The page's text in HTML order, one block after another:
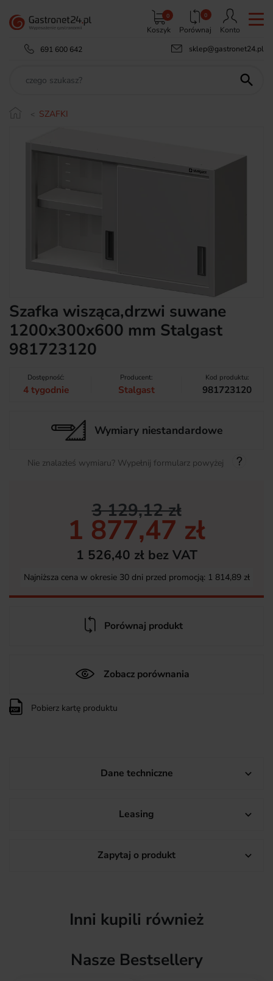
Koszyk
0 0
Porównaj
Konto
691 600 642
sklep@gastronet24.pl

SZAFKI
Szafka wisząca,drzwi suwane
1200x300x600 mm Stalgast
981723120
Dostępność:
4 tygodnie
Producent:
Stalgast
Kod produktu:
981723120
Wymiary niestandardowe
Nie znalazłeś wymiaru? Wypełnij formularz powyżej
3 129,12 zł
1 877,47 zł
1 526,40 zł bez VAT
Najniższa cena w okresie 30 dni przed promocją: 1 814,89 zł
Porównaj produkt
Zobacz porównania
Pobierz kartę produktu
Dane techniczne 
Leasing 
Zapytaj o produkt 
Inni kupili również
Nasze Bestsellery